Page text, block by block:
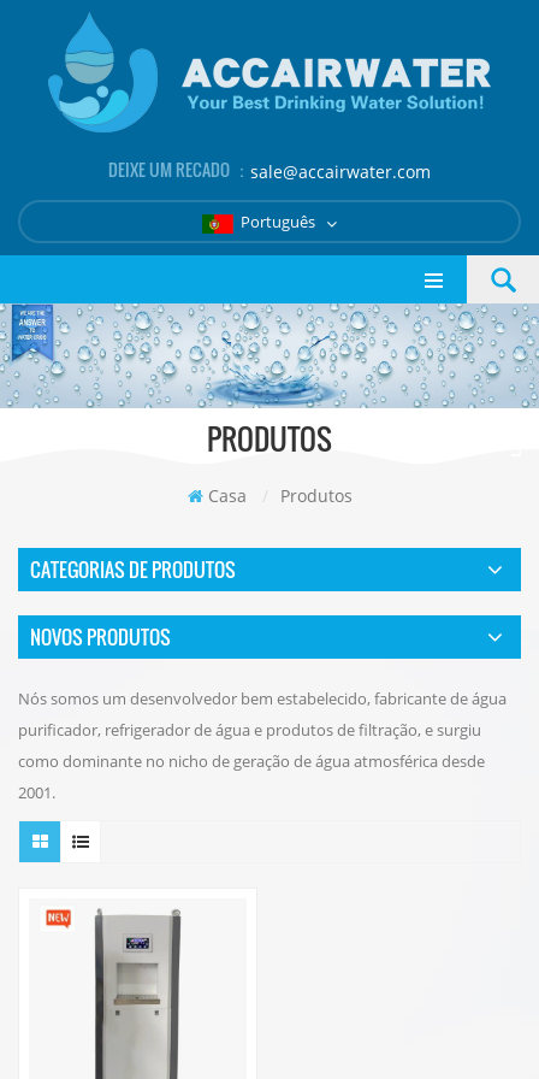
DEIXE UM RECADO ： sale@accairwater.com
Português
PRODUTOS
Casa / Produtos
CATEGORIAS DE PRODUTOS
NOVOS PRODUTOS
Nós somos um desenvolvedor bem estabelecido, fabricante de água
purificador, refrigerador de água e produtos de filtração, e surgiu
como dominante no nicho de geração de água atmosférica desde
2001.